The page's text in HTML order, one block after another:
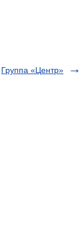
Группа «Центр»